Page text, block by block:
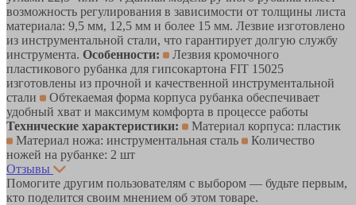
возможность регулирования в зависимости от толщины листа
материала: 9,5 мм, 12,5 мм и более 15 мм. Лезвие изготовлено
из инструментальной стали, что гарантирует долгую службу
инструмента. Особенности:
Лезвия кромочного
пластикового рубанка для гипсокартона FIT 15025
изготовлены из прочной и качественной инструментальной
стали
Обтекаемая форма корпуса рубанка обеспечивает
удобный хват и максимум комфорта в процессе работы
Технические характеристики:
Материал корпуса: пластик
Материал ножа: инструментальная сталь
Количество
ножей на рубанке: 2 шт
Отзывы
Помогите другим пользователям с выбором — будьте первым,
кто поделится своим мнением об этом товаре.